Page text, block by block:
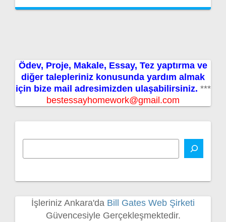
Ödev, Proje, Makale, Essay, Tez yaptırma ve
diğer talepleriniz konusunda yardım almak
için bize mail adresimizden ulaşabilirsiniz. ***
bestessayhomework@gmail.com
İşleriniz Ankara'da Bill Gates Web Şirketi
Güvencesiyle Gerçekleşmektedir.